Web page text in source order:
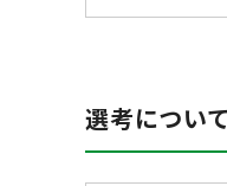
選考について